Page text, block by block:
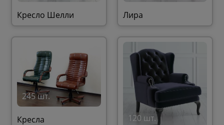
Кресло Шелли Лира
245 шт.
Кресла
120 шт.